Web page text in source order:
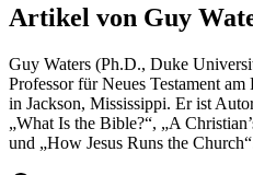
Artikel von Guy
Guy Waters (Ph.D., Duke
Professor für Neues Testament
in Jackson, Mississippi. Er ist
„What Is the Bible?“, „A
und „How Jesus Runs the